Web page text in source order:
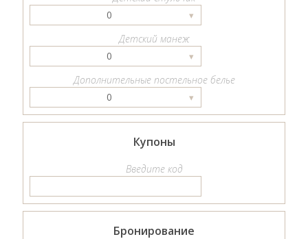
0
▾
Детский манеж
0
▾
Дополнительные постельное белье
0
▾
Купоны
Введите код
Бронирование